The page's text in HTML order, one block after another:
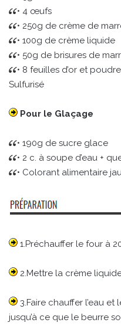
• 4 œufs
• 250g de crème de
• 100g de crème liquide
• 50g de brisures de
• 8 feuilles d’or et
Sulfurisé
Pour le Glaçage
• 190g de sucre glace
• 2 c. à soupe d’eau +
• Colorant alimentaire
1.Préchauffer le four à
2.Mettre la crème
3.Faire chauffer l’eau
jusqu’à ce que le beurre